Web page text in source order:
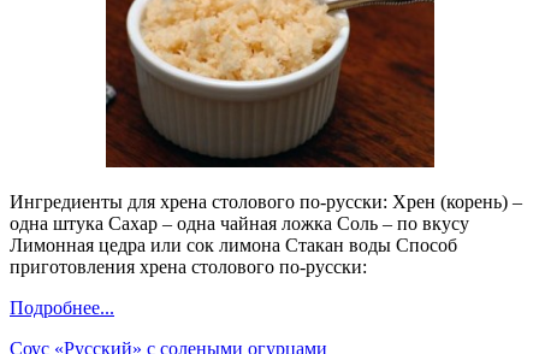
Ингредиенты для хрена столового по-русски: Хрен (корень) –
одна штука Сахар – одна чайная ложка Соль – по вкусу
Лимонная цедра или сок лимона Стакан воды Способ
приготовления хрена столового по-русски:
Подробнее...
Соус «Русский» с солеными огурцами